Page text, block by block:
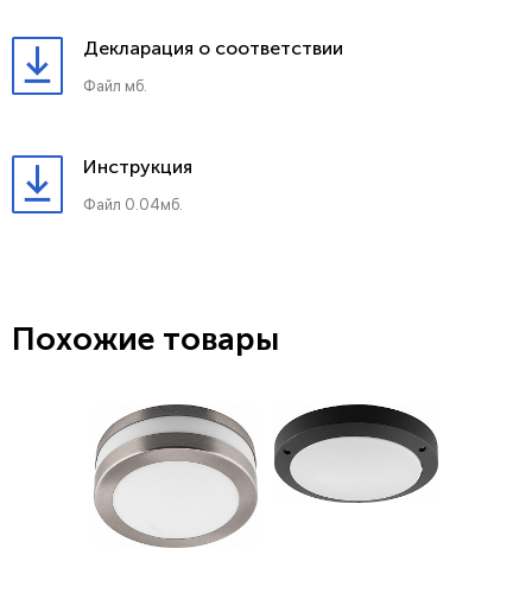
Декларация о соответствии
Файл мб.
Инструкция
Файл 0.04мб.
Похожие товары